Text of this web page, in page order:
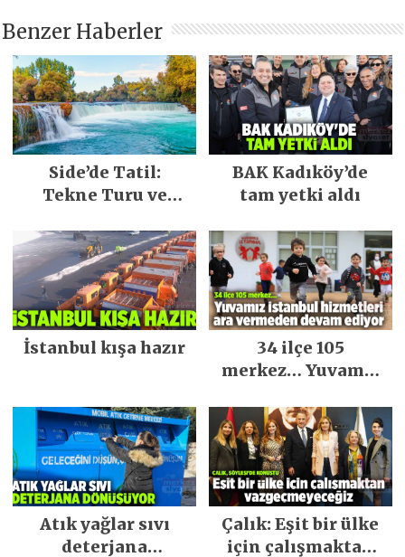
Benzer Haberler
Side’de Tatil:
Tekne Turu ve
BAK Kadıköy’de
tam yetki aldı
İstanbul kışa hazır
34 ilçe 105
merkez… Yuvamız
ara vermeden
devam ediyor
Atık yağlar sıvı
deterjana
Çalık: Eşit bir ülke
için çalışmaktan